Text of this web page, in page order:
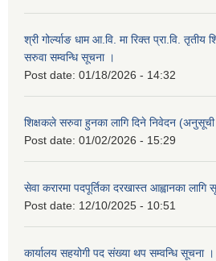
श्री गोर्ल्याङ धाम आ.वि. मा रिक्त प्रा.वि. तृतीय
सरुवा सम्वन्धि सूचना ।
Post date: 01/18/2026 - 14:32
शिक्षकले सरुवा हुनका लागि दिने निवेदन
Post date: 01/02/2026 - 15:29
सेवा करारमा पदपूर्तिका दरखास्त आह्वानका लागि
Post date: 12/10/2025 - 10:51
कार्यालय सहयोगी पद संख्या थप सम्वन्धि सूचना ।